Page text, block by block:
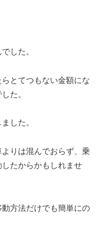
した。
とてつもない金額にな
た。
した。
りは混んでおらず、乗
たからかもしれませ
方法だけでも簡単にの